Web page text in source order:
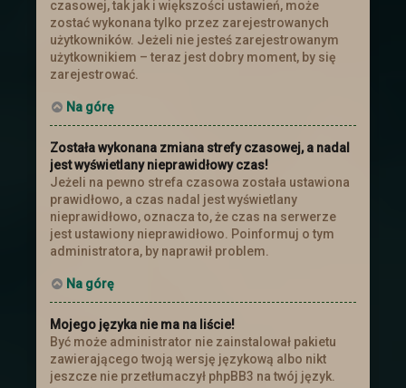
czasowej, tak jak i większości ustawień, może
zostać wykonana tylko przez zarejestrowanych
użytkowników. Jeżeli nie jesteś zarejestrowanym
użytkownikiem – teraz jest dobry moment, by się
zarejestrować.
Na górę
Została wykonana zmiana strefy czasowej, a nadal
jest wyświetlany nieprawidłowy czas!
Jeżeli na pewno strefa czasowa została ustawiona
prawidłowo, a czas nadal jest wyświetlany
nieprawidłowo, oznacza to, że czas na serwerze
jest ustawiony nieprawidłowo. Poinformuj o tym
administratora, by naprawił problem.
Na górę
Mojego języka nie ma na liście!
Być może administrator nie zainstalował pakietu
zawierającego twoją wersję językową albo nikt
jeszcze nie przetłumaczył phpBB3 na twój język.